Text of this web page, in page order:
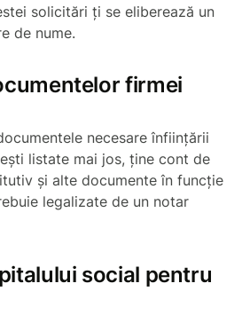
solicitări ți se eliberează un
de nume.
firmei
necesare înființării
listate mai jos, ține cont de
și alte documente în funcție
legalizate de un notar
social pentru